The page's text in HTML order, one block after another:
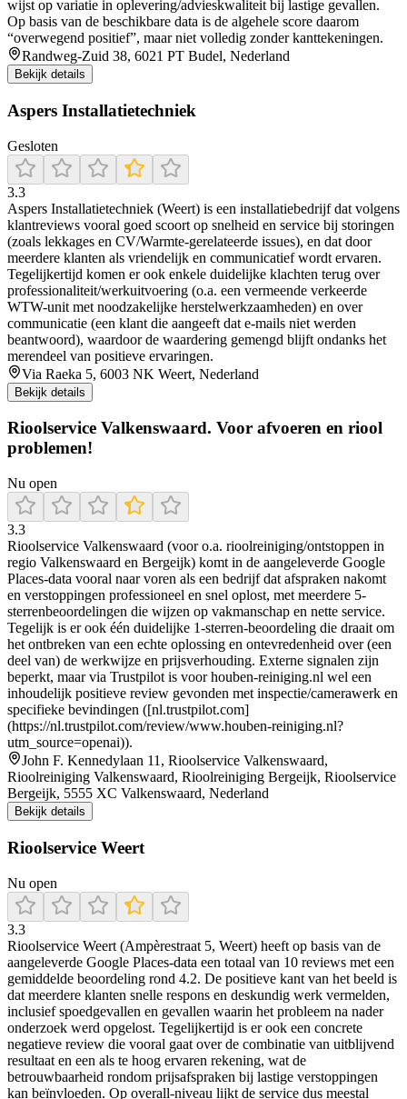
wijst op variatie in oplevering/advieskwaliteit bij lastige gevallen.
Op basis van de beschikbare data is de algehele score daarom
“overwegend positief”, maar niet volledig zonder kanttekeningen.
Randweg-Zuid 38, 6021 PT Budel, Nederland
Bekijk details
Aspers Installatietechniek
Gesloten
3.3
Aspers Installatietechniek (Weert) is een installatiebedrijf dat volgens
klantreviews vooral goed scoort op snelheid en service bij storingen
(zoals lekkages en CV/Warmte-gerelateerde issues), en dat door
meerdere klanten als vriendelijk en communicatief wordt ervaren.
Tegelijkertijd komen er ook enkele duidelijke klachten terug over
professionaliteit/werkuitvoering (o.a. een vermeende verkeerde
WTW-unit met noodzakelijke herstelwerkzaamheden) en over
communicatie (een klant die aangeeft dat e-mails niet werden
beantwoord), waardoor de waardering gemengd blijft ondanks het
merendeel van positieve ervaringen.
Via Raeka 5, 6003 NK Weert, Nederland
Bekijk details
Rioolservice Valkenswaard. Voor afvoeren en riool
problemen!
Nu open
3.3
Rioolservice Valkenswaard (voor o.a. rioolreiniging/ontstoppen in
regio Valkenswaard en Bergeijk) komt in de aangeleverde Google
Places-data vooral naar voren als een bedrijf dat afspraken nakomt
en verstoppingen professioneel en snel oplost, met meerdere 5-
sterrenbeoordelingen die wijzen op vakmanschap en nette service.
Tegelijk is er ook één duidelijke 1-sterren-beoordeling die draait om
het ontbreken van een echte oplossing en ontevredenheid over (een
deel van) de werkwijze en prijsverhouding. Externe signalen zijn
beperkt, maar via Trustpilot is voor houben-reiniging.nl wel een
inhoudelijk positieve review gevonden met inspectie/camerawerk en
specifieke bevindingen ([nl.trustpilot.com]
(https://nl.trustpilot.com/review/www.houben-reiniging.nl?
utm_source=openai)).
John F. Kennedylaan 11, Rioolservice Valkenswaard,
Rioolreiniging Valkenswaard, Rioolreiniging Bergeijk, Rioolservice
Bergeijk, 5555 XC Valkenswaard, Nederland
Bekijk details
Rioolservice Weert
Nu open
3.3
Rioolservice Weert (Ampèrestraat 5, Weert) heeft op basis van de
aangeleverde Google Places-data een totaal van 10 reviews met een
gemiddelde beoordeling rond 4.2. De positieve kant van het beeld is
dat meerdere klanten snelle respons en deskundig werk vermelden,
inclusief spoedgevallen en gevallen waarin het probleem na nader
onderzoek werd opgelost. Tegelijkertijd is er ook een concrete
negatieve review die vooral gaat over de combinatie van uitblijvend
resultaat en een als te hoog ervaren rekening, wat de
betrouwbaarheid rondom prijsafspraken bij lastige verstoppingen
kan beïnvloeden. Op overall-niveau lijkt de service dus meestal